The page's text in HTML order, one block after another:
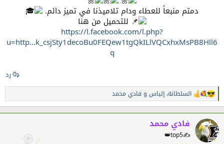
دمتم منبعاً للعطاء ودام تلاميذنا في تميز دائم.
للتحميل من هنا
https://l.facebook.com/l.php?
u=http...k_csjSty1decoBu0FEQew1tgQkILlVQCxhxMsPB8Hll6
q
رد
ا
ل
ت
ف
ا
ع
السلطانة، إلياس و فادي محمد
فادي محمد
👑top5✍️